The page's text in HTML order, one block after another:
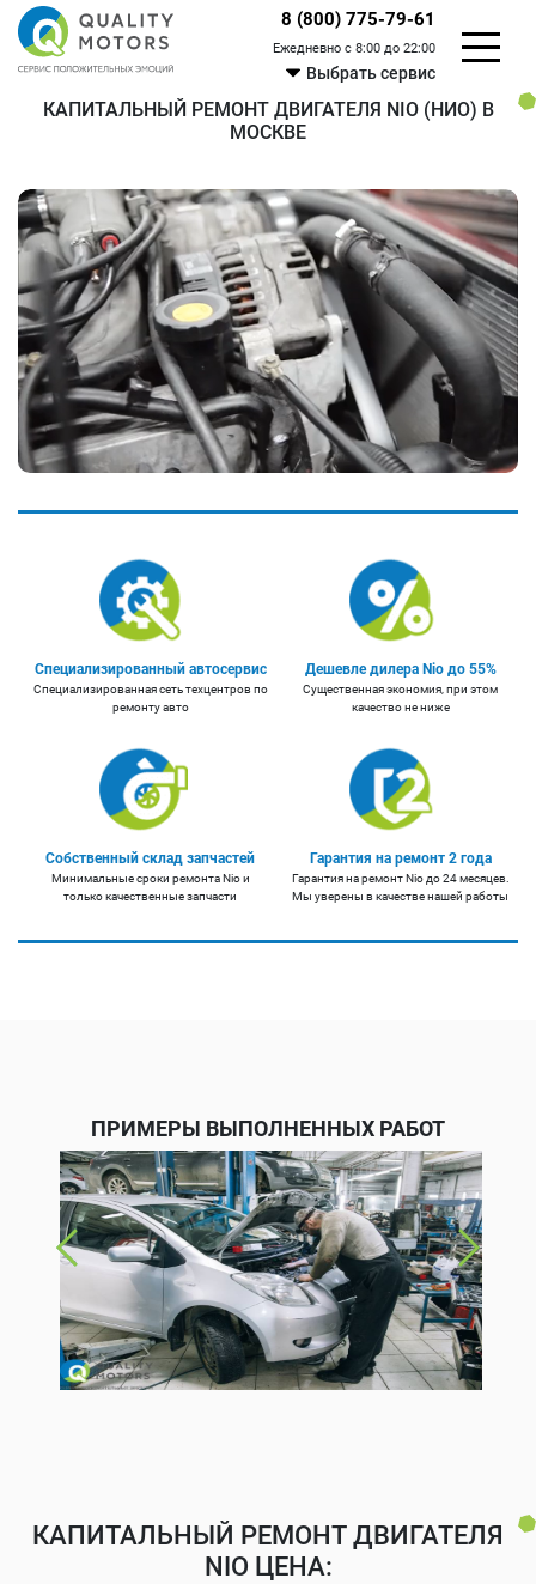
8 (800) 775-79-61
Ежедневно с 8:00 до 22:00
Выбрать сервис
КАПИТАЛЬНЫЙ РЕМОНТ ДВИГАТЕЛЯ NIO (НИО) В
МОСКВЕ
Специализированный автосервис
Специализированная сеть техцентров по
ремонту авто
Дешевле дилера Nio до 55%
Существенная экономия, при этом
качество не ниже
Собственный склад запчастей
Минимальные сроки ремонта Nio и
только качественные запчасти
Гарантия на ремонт 2 года
Гарантия на ремонт Nio до 24 месяцев.
Мы уверены в качестве нашей работы
ПРИМЕРЫ ВЫПОЛНЕННЫХ РАБОТ
КАПИТАЛЬНЫЙ РЕМОНТ ДВИГАТЕЛЯ
NIO ЦЕНА: